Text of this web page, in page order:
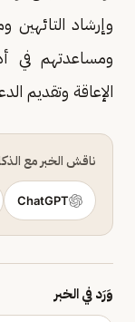
وإرشاد
ومساعدتهم في
الإعاقة وتقديم
ناقش الخبر مع
ChatGPT
وَرَد في الخبر